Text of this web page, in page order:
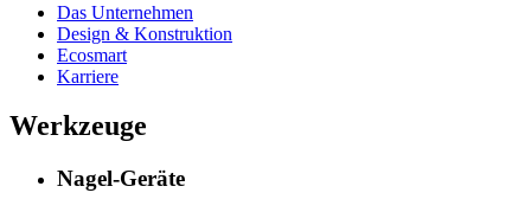
Das Unternehmen
Design & Konstruktion
Ecosmart
Karriere
Werkzeuge
Nagel-Geräte